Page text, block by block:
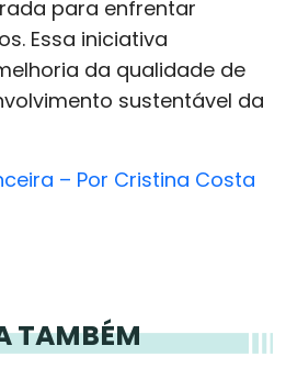
para enfrentar
Essa iniciativa
da qualidade de
sustentável da
– Por Cristina Costa
TAMBÉM